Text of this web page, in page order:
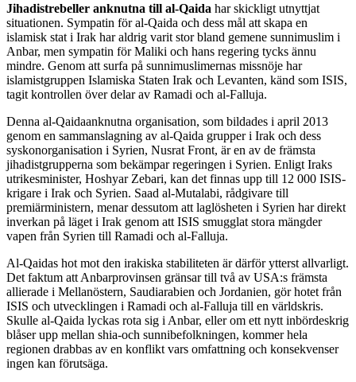
Jihadistrebeller anknutna till al-Qaida har skickligt utnyttjat
situationen. Sympatin för al-Qaida och dess mål att skapa en
islamisk stat i Irak har aldrig varit stor bland gemene sunnimuslim i
Anbar, men sympatin för Maliki och hans regering tycks ännu
mindre. Genom att surfa på sunnimuslimernas missnöje har
islamistgruppen Islamiska Staten Irak och Levanten, känd som ISIS,
tagit kontrollen över delar av Ramadi och al-Falluja.
Denna al-Qaidaanknutna organisation, som bildades i april 2013
genom en sammanslagning av al-Qaida grupper i Irak och dess
syskonorganisation i Syrien, Nusrat Front, är en av de främsta
jihadistgrupperna som bekämpar regeringen i Syrien. Enligt Iraks
utrikesminister, Hoshyar Zebari, kan det finnas upp till 12 000 ISIS-
krigare i Irak och Syrien. Saad al-Mutalabi, rådgivare till
premiärministern, menar dessutom att laglösheten i Syrien har direkt
inverkan på läget i Irak genom att ISIS smugglat stora mängder
vapen från Syrien till Ramadi och al-Falluja.
Al-Qaidas hot mot den irakiska stabiliteten är därför ytterst allvarligt.
Det faktum att Anbarprovinsen gränsar till två av USA:s främsta
allierade i Mellanöstern, Saudiarabien och Jordanien, gör hotet från
ISIS och utvecklingen i Ramadi och al-Falluja till en världskris.
Skulle al-Qaida lyckas rota sig i Anbar, eller om ett nytt inbördeskrig
blåser upp mellan shia-och sunnibefolkningen, kommer hela
regionen drabbas av en konflikt vars omfattning och konsekvenser
ingen kan förutsäga.